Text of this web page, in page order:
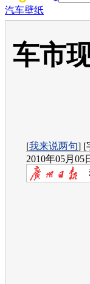
汽车壁纸
车市
[我来说两句] [
2010年05月05